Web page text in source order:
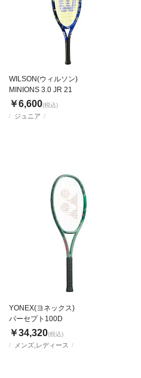
ジュニア
WILSON(ウィルソン)
MINIONS 3.0 JR 21
￥6,600(税込)
メンズ,レディース
YONEX(ヨネックス)
パーセプト100D
￥34,320(税込)